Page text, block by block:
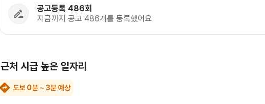
공고등록 486회
지금까지 공고 486개를 등록했어요
근처 시급 높은 일자리
도보 0분 ~ 3분 예상